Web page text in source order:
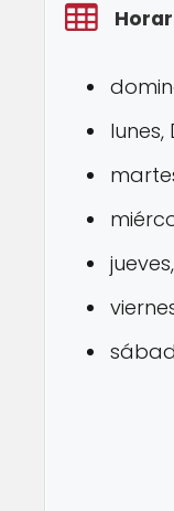
lunes,